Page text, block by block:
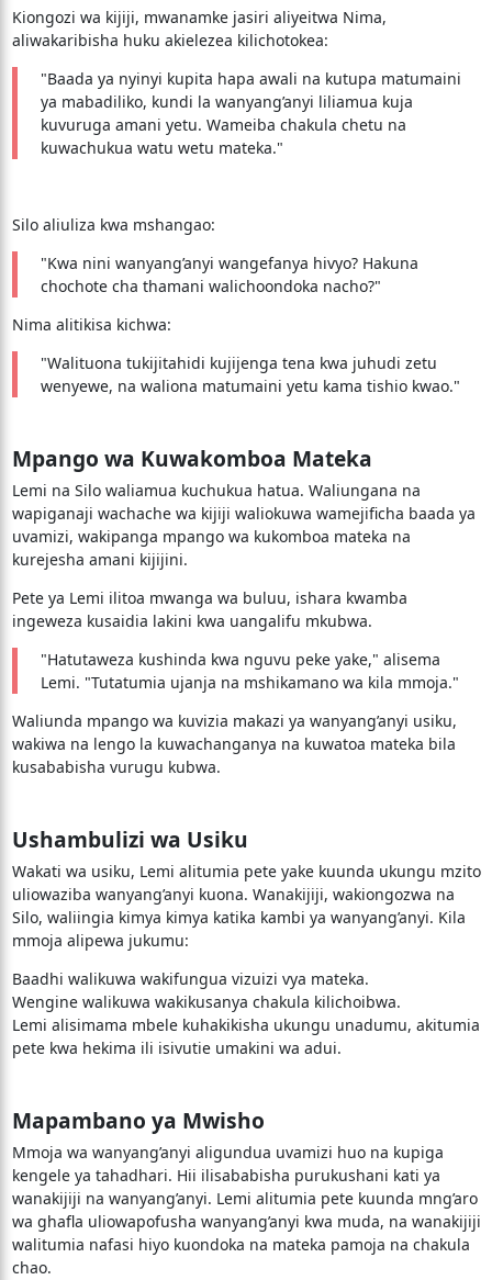
Kiongozi wa kijiji, mwanamke jasiri aliyeitwa Nima,
aliwakaribisha huku akielezea kilichotokea:
"Baada ya nyinyi kupita hapa awali na kutupa matumaini
ya mabadiliko, kundi la wanyang’anyi liliamua kuja
kuvuruga amani yetu. Wameiba chakula chetu na
kuwachukua watu wetu mateka."
Silo aliuliza kwa mshangao:
"Kwa nini wanyang’anyi wangefanya hivyo? Hakuna
chochote cha thamani walichoondoka nacho?"
Nima alitikisa kichwa:
"Walituona tukijitahidi kujijenga tena kwa juhudi zetu
wenyewe, na waliona matumaini yetu kama tishio kwao."
Mpango wa Kuwakomboa Mateka
Lemi na Silo waliamua kuchukua hatua. Waliungana na
wapiganaji wachache wa kijiji waliokuwa wamejificha baada ya
uvamizi, wakipanga mpango wa kukomboa mateka na
kurejesha amani kijijini.
Pete ya Lemi ilitoa mwanga wa buluu, ishara kwamba
ingeweza kusaidia lakini kwa uangalifu mkubwa.
"Hatutaweza kushinda kwa nguvu peke yake," alisema
Lemi. "Tutatumia ujanja na mshikamano wa kila mmoja."
Waliunda mpango wa kuvizia makazi ya wanyang’anyi usiku,
wakiwa na lengo la kuwachanganya na kuwatoa mateka bila
kusababisha vurugu kubwa.
Ushambulizi wa Usiku
Wakati wa usiku, Lemi alitumia pete yake kuunda ukungu mzito
uliowaziba wanyang’anyi kuona. Wanakijiji, wakiongozwa na
Silo, waliingia kimya kimya katika kambi ya wanyang’anyi. Kila
mmoja alipewa jukumu:
Baadhi walikuwa wakifungua vizuizi vya mateka.
Wengine walikuwa wakikusanya chakula kilichoibwa.
Lemi alisimama mbele kuhakikisha ukungu unadumu, akitumia
pete kwa hekima ili isivutie umakini wa adui.
Mapambano ya Mwisho
Mmoja wa wanyang’anyi aligundua uvamizi huo na kupiga
kengele ya tahadhari. Hii ilisababisha purukushani kati ya
wanakijiji na wanyang’anyi. Lemi alitumia pete kuunda mng’aro
wa ghafla uliowapofusha wanyang’anyi kwa muda, na wanakijiji
walitumia nafasi hiyo kuondoka na mateka pamoja na chakula
chao.